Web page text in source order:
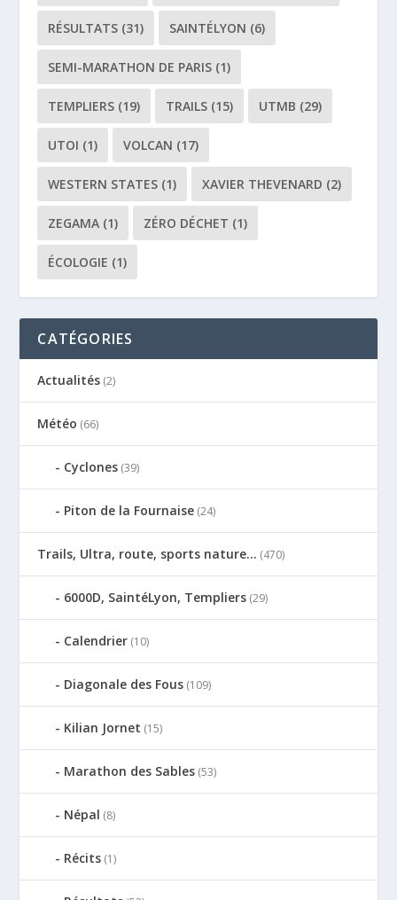
RÉSULTATS (31) SAINTÉLYON (6)
SEMI-MARATHON DE PARIS (1)
TEMPLIERS (19) TRAILS (15) UTMB (29)
UTOI (1) VOLCAN (17)
WESTERN STATES (1) XAVIER THEVENARD (2)
ZEGAMA (1) ZÉRO DÉCHET (1)
ÉCOLOGIE (1)
CATÉGORIES
Actualités (2)
Météo (66)
Cyclones (39)
Piton de la Fournaise (24)
Trails, Ultra, route, sports nature… (470)
6000D, SaintéLyon, Templiers (29)
Calendrier (10)
Diagonale des Fous (109)
Kilian Jornet (15)
Marathon des Sables (53)
Népal (8)
Récits (1)